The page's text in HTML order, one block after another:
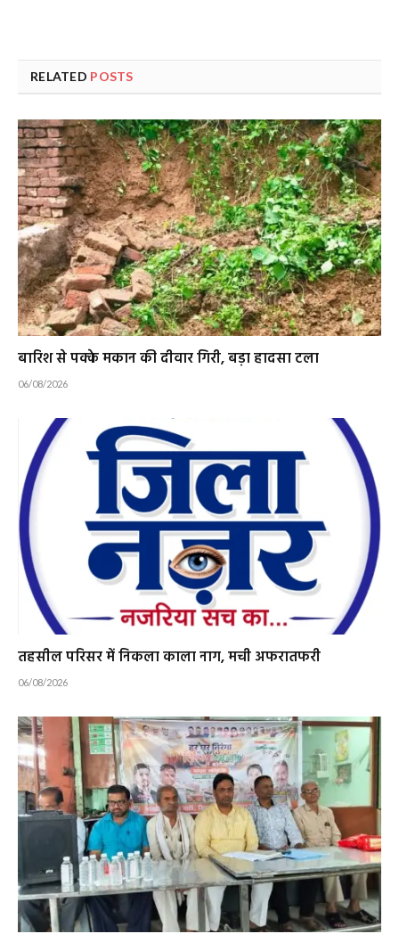
RELATED POSTS
बारिश से पक्के मकान की दीवार गिरी, बड़ा हादसा टला
06/08/2026
तहसील परिसर में निकला काला नाग, मची अफरातफरी
06/08/2026